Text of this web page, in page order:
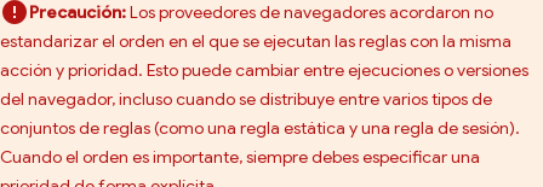
Precaución:Los proveedores de navegadores acordaron no
estandarizar el orden en el que se ejecutan las reglas con la misma
acción y prioridad. Esto puede cambiar entre ejecuciones o versiones
del navegador, incluso cuando se distribuye entre varios tipos de
conjuntos de reglas (como una regla estática y una regla de sesión).
Cuando el orden es importante, siempre debes especificar una